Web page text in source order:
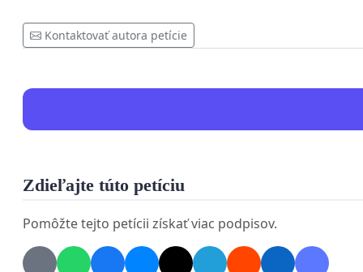
Kontaktovať autora petície
Zdieľajte túto petíciu
Pomôžte tejto petícii získať viac podpisov.